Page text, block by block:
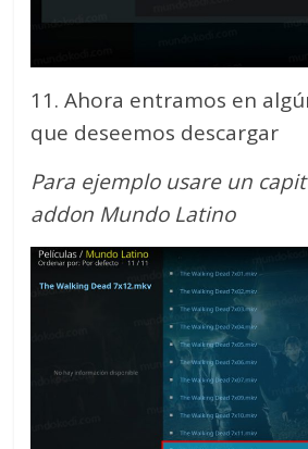
11. Ahora entramos en
que deseemos descargar
Para ejemplo usare un
addon Mundo Latino